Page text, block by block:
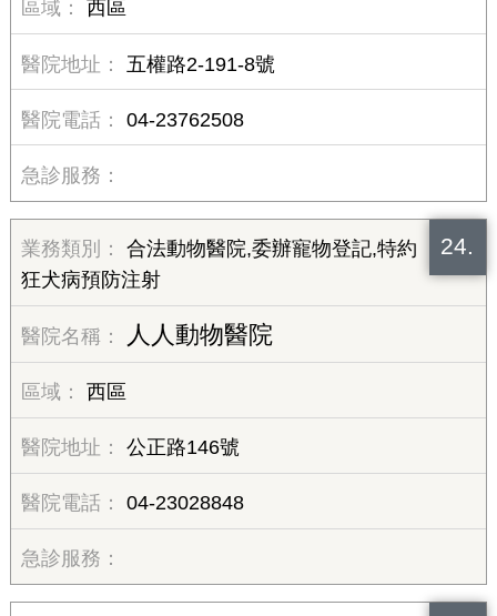
西區
五權路2-191-8號
04-23762508
24.
合法動物醫院,委辦寵物登記,特約
狂犬病預防注射
人人動物醫院
西區
公正路146號
04-23028848